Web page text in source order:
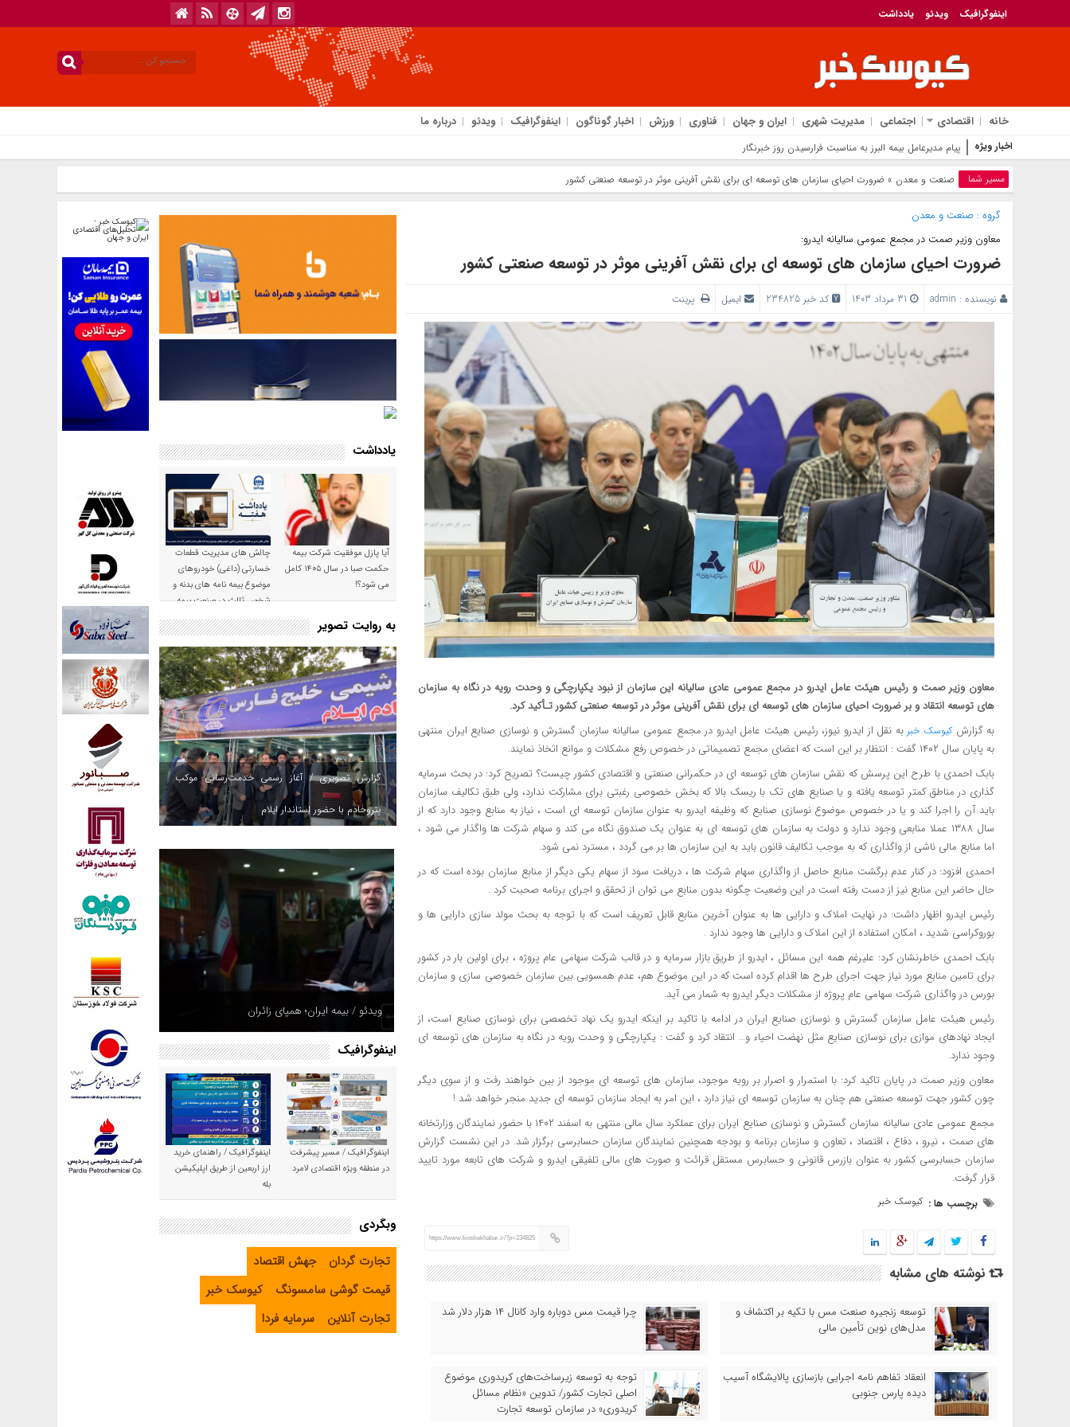
اینفوگرافیک ویدئو یادداشت
خانه اقتصادی اجتماعی مدیریت شهری ایران و جهان فناوری ورزش اخبار گوناگون اینفوگرافیک ویدئو درباره ما
اخبار ویژه پیام مدیرعامل بیمه البرز به مناسبت فرارسیدن روز خبرنگار
مسیر شما صنعت و معدن » ضرورت احیای سازمان های توسعه ای برای نقش آفرینی موثر در توسعه صنعتی کشور
گروه : صنعت و معدن
معاون وزیر صمت در مجمع عمومی سالیانه ایدرو:
ضرورت احیای سازمان های توسعه ای برای نقش آفرینی موثر در توسعه صنعتی کشور
نویسنده : admin کد خبر 234825 ایمیل پرینت
معاون وزیر صمت و رئیس هیئت عامل ایدرو در مجمع عمومی عادی سالیانه این سازمان از نبود یکپارچگی و وحدت رویه در نگاه به سازمان
های توسعه انتقاد و بر ضرورت احیای سازمان های توسعه ای برای نقش آفرینی موثر در توسعه صنعتی کشور تـأکید کرد.
به گزارشکیوسک خبر به نقل از ایدرو نیوز، رئیس هیئت عامل ایدرو در مجمع عمومی سالیانه سازمان گسترش و نوسازی صنایع ایران منتهی
به پایان سال ۱۴۰۲ گفت : انتظار بر این است که اعضای مجمع تصمیماتی در خصوص رفع مشکلات و موانع اتخاذ نمایند.
بابک احمدی با طرح این پرسش که نقش سازمان های توسعه ای در حکمرانی صنعتی و اقتصادی کشور چیست؟ تصریح کرد: در بحث سرمایه
گذاری در مناطق کمتر توسعه یافته و یا صنایع های تک با ریسک بالا که بخش خصوصی رغبتی برای مشارکت ندارد، ولی طبق تکالیف سازمان
باید آن را اجرا کند و یا در خصوص موضوع نوسازی صنایع که وظیفه ایدرو به عنوان سازمان توسعه ای است ، نیاز به منابع وجود دارد که از
سال ۱۳۸۸ عملا منابعی وجود ندارد و دولت به سازمان های توسعه ای به عنوان یک صندوق نگاه می کند و سهام شرکت ها واگذار می شود ،
اما منابع مالی ناشی از واگذاری که به موجب تکالیف قانون باید به این سازمان ها بر می گردد ، مسترد نمی شود.
احمدی افزود: در کنار عدم برگشت منابع حاصل از واگذاری سهام شرکت ها ، دریافت سود از سهام یکی دیگر از منابع سازمان بوده است که در
حال حاضر این منابع نیز از دست رفته است در این وضعیت چگونه بدون منابع می توان از تحقق و اجرای برنامه صحبت کرد .
رئیس ایدرو اظهار داشت: در نهایت املاک و دارایی ها به عنوان آخرین منابع قابل تعریف است که با توجه به بحث مولد سازی دارایی ها و
بوروکراسی شدید ، امکان استفاده از این املاک و دارایی ها وجود ندارد .
بابک احمدی خاطرنشان کرد: علیرغم همه این مسائل ، ایدرو از طریق بازار سرمایه و در قالب شرکت سهامی عام پروژه ، برای اولین بار در کشور
برای تامین منابع مورد نیاز جهت اجرای طرح ها اقدام کرده است که در این موضوع هم، عدم همسویی بین سازمان خصوصی سازی و سازمان
بورس در واگذاری شرکت سهامی عام پروژه از مشکلات دیگر ایدرو به شمار می آید.
رئیس هیئت عامل سازمان گسترش و نوسازی صنایع ایران در ادامه با تاکید بر اینکه ایدرو یک نهاد تخصصی برای نوسازی صنایع است، از
ایجاد نهادهای موازی برای نوسازی صنایع مثل نهضت احیاء و… انتقاد کرد و گفت : یکپارچگی و وحدت رویه در نگاه به سازمان های توسعه ای
وجود ندارد.
معاون وزیر صمت در پایان تاکید کرد: با استمرار و اصرار بر رویه موجود، سازمان های توسعه ای موجود از بین خواهند رفت و از سوی دیگر
چون کشور جهت توسعه صنعتی هم چنان به سازمان توسعه ای نیاز دارد ، این امر به ایجاد سازمان توسعه ای جدید منجر خواهد شد !
مجمع عمومی عادی سالیانه سازمان گسترش و نوسازی صنایع ایران برای عملکرد سال مالی منتهی به اسفند ۱۴۰۲ با حضور نمایندگان وزارتخانه
های صمت ، ‌نیرو ، ‌دفاع ، ‌اقتصاد ،‌ تعاون و سازمان برنامه و بودجه همچنین نمایندگان سازمان حسابرسی برگزار شد. در این نشست گزارش
سازمان حسابرسی کشور به عنوان بازرس قانونی و حسابرس مستقل قرائت و صورت های مالی تلفیقی ایدرو و شرکت های تابعه مورد تایید
قرار گرفت.
برچسب ها : کیوسک خبر
https://www.kioskekhabar.ir/?p=234825
نوشته های مشابه
توسعه زنجیره صنعت مس با تکیه بر اکتشاف و
مدل‌های نوین تأمین مالی
چرا قیمت مس دوباره وارد کانال ۱۴ هزار دلار شد
انعقاد تفاهم نامه اجرایی بازسازی پالایشگاه آسیب
دیده پارس جنوبی
توجه به توسعه زیرساخت‌های کریدوری موضوع
اصلی تجارت کشور/ تدوین «نظام مسائل
کریدوری» در سازمان توسعه تجارت
یادداشت
آیا پازل موفقیت شرکت بیمه
حکمت صبا در سال ۱۴۰۵ کامل
می شود؟!
چالش های مدیریت قطعات
خسارتی (داغی) خودروهای
موضوع بیمه نامه های بدنه و
شخص ثالث در صنعت بیمه
به روایت تصویر
گزارش تصویری / آغاز رسمی خدمت‌رسانی موکب
پتروخادم با حضور استاندار ایلام
ویدئو / بیمه ایران؛ همپای زائران
اینفوگرافیک
اینفوگرافیک / مسیر پیشرفت
در منطقه ویژه اقتصادی لامرد
اینفوگرافیک / راهنمای خرید
ارز اربعین از طریق اپلیکیشن
بله
وبگردی
تجارت گردان
جهش اقتصاد
قیمت گوشی سامسونگ
کیوسک خبر
تجارت آنلاین
سرمایه فردا